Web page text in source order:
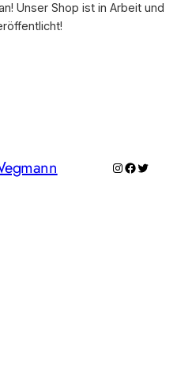
Unser Shop ist in Arbeit und
Instagram